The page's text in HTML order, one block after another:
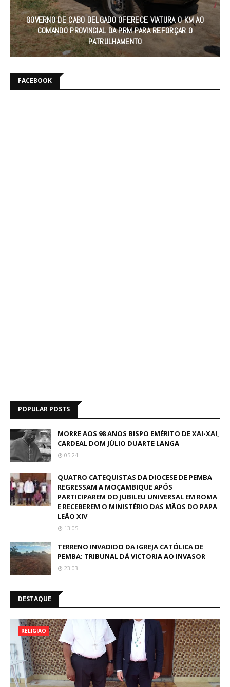
GOVERNO DE CABO DELGADO OFERECE VIATURA 0 KM AO
COMANDO PROVINCIAL DA PRM PARA REFORÇAR O
PATRULHAMENTO
FACEBOOK
POPULAR POSTS
MORRE AOS 98 ANOS BISPO EMÉRITO DE XAI-XAI,
CARDEAL DOM JÚLIO DUARTE LANGA
05:24
QUATRO CATEQUISTAS DA DIOCESE DE PEMBA
REGRESSAM A MOÇAMBIQUE APÓS
PARTICIPAREM DO JUBILEU UNIVERSAL EM ROMA
E RECEBEREM O MINISTÉRIO DAS MÃOS DO PAPA
LEÃO XIV
13:05
TERRENO INVADIDO DA IGREJA CATÓLICA DE
PEMBA: TRIBUNAL DÁ VICTORIA AO INVASOR
23:03
DESTAQUE
RELIGIAO